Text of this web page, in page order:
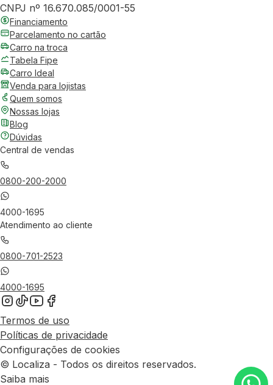
CNPJ nº 16.670.085/0001-55
Financiamento
Parcelamento no cartão
Carro na troca
Tabela Fipe
Carro Ideal
Venda para lojistas
Quem somos
Nossas lojas
Blog
Dúvidas
Central de vendas
0800-200-2000
4000-1695
Atendimento ao cliente
0800-701-2523
4000-1695
Termos de uso
Políticas de privacidade
Configurações de cookies
© Localiza - Todos os direitos reservados.
Saiba mais